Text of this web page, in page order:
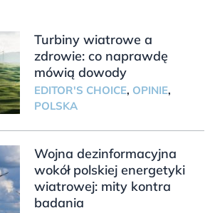
Turbiny wiatrowe a
zdrowie: co naprawdę
mówią dowody
EDITOR'S CHOICE, OPINIE,
POLSKA
Wojna dezinformacyjna
wokół polskiej energetyki
wiatrowej: mity kontra
badania